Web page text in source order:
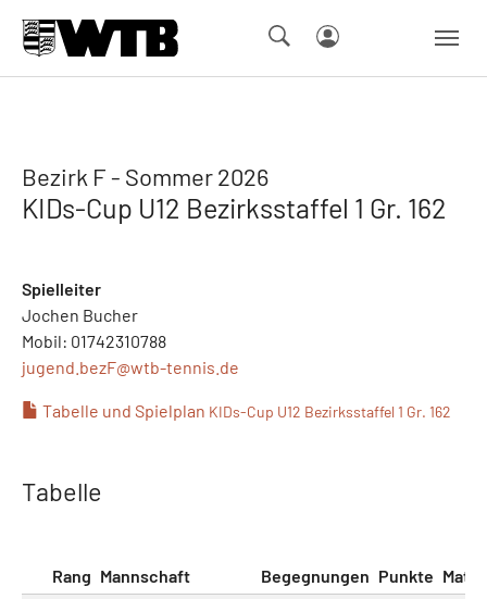
Bezirk F - Sommer 2026
KIDs-Cup U12 Bezirksstaffel 1 Gr. 162
Spielleiter
Jochen Bucher
Mobil: 01742310788
jugend.bezF@wtb-tennis.de
Tabelle und Spielplan KIDs-Cup U12 Bezirksstaffel 1 Gr. 162
Tabelle
Rang Mannschaft Begegnungen Punkte